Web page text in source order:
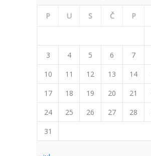
P U S Č P
3
4 5 6 7
10
11 12 13 14
17
18 19 20 21
24
25 26 27 28
31